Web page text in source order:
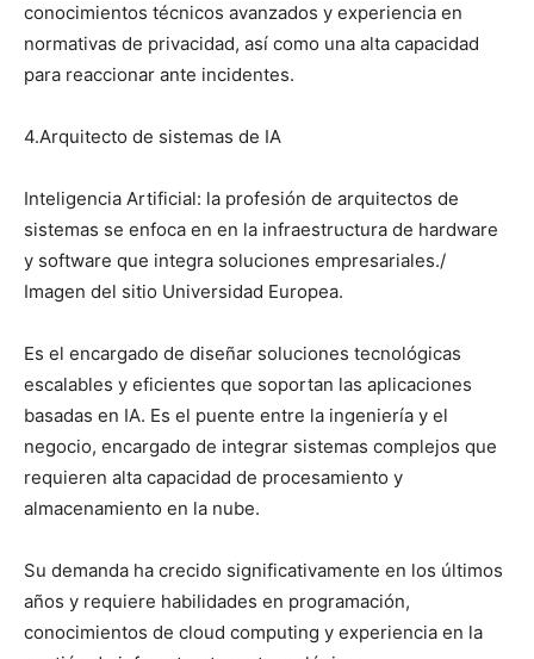
conocimientos técnicos avanzados y experiencia en
normativas de privacidad, así como una alta capacidad
para reaccionar ante incidentes.
4.Arquitecto de sistemas de IA
Inteligencia Artificial: la profesión de arquitectos de
sistemas se enfoca en en la infraestructura de hardware
y software que integra soluciones empresariales./
Imagen del sitio Universidad Europea.
Es el encargado de diseñar soluciones tecnológicas
escalables y eficientes que soportan las aplicaciones
basadas en IA. Es el puente entre la ingeniería y el
negocio, encargado de integrar sistemas complejos que
requieren alta capacidad de procesamiento y
almacenamiento en la nube.
Su demanda ha crecido significativamente en los últimos
años y requiere habilidades en programación,
conocimientos de cloud computing y experiencia en la